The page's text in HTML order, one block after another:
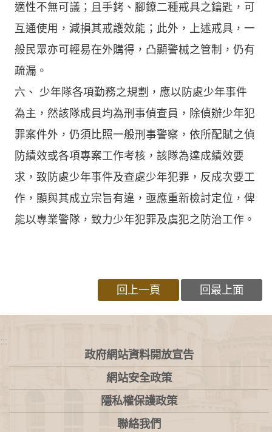
適性不無可議；且手銬、腳鐐二種戒具之鑰匙，可
互通使用，減損其戒護效能；此外，上述戒具，一
般民眾亦可輕易在外購得，凸顯警械之管制，仍有
疏漏。
六、 少年隊各項勤務之規劃，應以防處少年事件
為主，然該隊成員均為刑事偵查員，除偵辦少年犯
罪案件外，仍須比照一般刑事警察，依所配賦之偵
防績效或各項專案工作考核，該隊為達成績效要
求，致防處少年事件及查處少年犯罪，反成次要工
作，顯與其成立宗旨有違，亟應重新檢討定位，俾
能以專業警隊，致力少年犯罪及虞犯之防治工作。
回上一頁 回最上面
:::
政府網站資料開放宣告
網站安全政策
隱私權保護政策
聯絡我們